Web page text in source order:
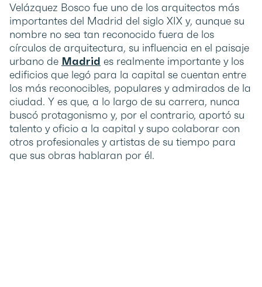
Velázquez Bosco fue uno de los arquitectos más
importantes del Madrid del siglo XIX y, aunque su
nombre no sea tan reconocido fuera de los
círculos de arquitectura, su influencia en el paisaje
urbano de Madrid es realmente importante y los
edificios que legó para la capital se cuentan entre
los más reconocibles, populares y admirados de la
ciudad. Y es que, a lo largo de su carrera, nunca
buscó protagonismo y, por el contrario, aportó su
talento y oficio a la capital y supo colaborar con
otros profesionales y artistas de su tiempo para
que sus obras hablaran por él.